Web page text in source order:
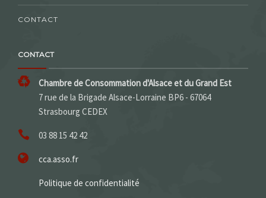
CONTACT
CONTACT
Chambre de Consommation d'Alsace et du Grand Est
7 rue de la Brigade Alsace-Lorraine BP6 - 67064
Strasbourg CEDEX
03 88 15 42 42
cca.asso.fr
Politique de confidentialité